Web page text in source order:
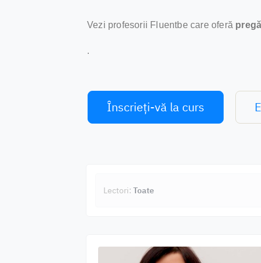
Vezi profesorii Fluentbe care oferă
.
Înscrieți-vă la curs
Lectori: Toate